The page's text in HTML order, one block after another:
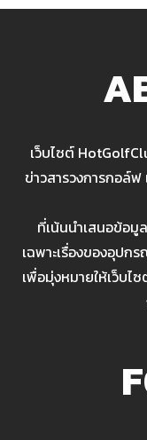
เว็บไซต์
ข่าวสารวงการกอล์
ที่เน้นนำเสนอข้อ
เฉพาะเรื่องของอุปก
เพื่อมุ่งหมายให้เว็บ